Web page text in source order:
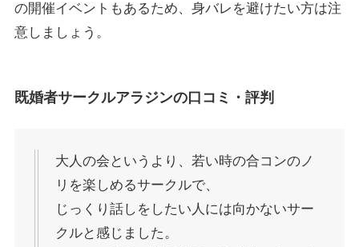
の開催イベントもあるため、身バレを避けたい方は注
意しましょう。
既婚者サークルアラジンの口コミ・評判
大人の会というより、若い時の合コンのノ
リを楽しめるサークルで、
じっくり話しをしたい人には向かないサー
クルと感じました。